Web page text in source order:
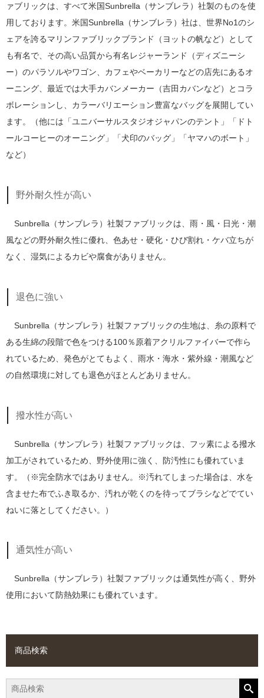
ァブリックは、すべて米国Sunbrella（サンブレラ）社製のものを使
用しております。米国Sunbrella（サンブレラ）社は、世界No1のシ
ェアを誇るマリンファブリックブランド（ヨットの帆など）として
も有名で、その高い品質から有名レジャーランド（ディズニーシ
ー）のパラソルやワゴン、カフェやベーカリーなどの店先にあるオ
ーニング、最近では大手カバンメーカー（吉田カバンなど）とコラ
ボレーションし、カラーバリエーション豊富なバッグを展開してい
ます。（他には「ユニバーサルスタジオジャパンのテント」「ドト
ールコーヒーのオーニング」「犬印のバッグ」「ヤマハのボート」
など）
野外耐久性が高い
Sunbrella（サンブレラ）社製ファブリックは、雨・風・日光・潮
風などの野外耐久性に優れ、色あせ・硬化・ひび割れ・ケバ立ちが
なく、湿気によるカビや腐食がありません。
退色に強い
Sunbrella（サンブレラ）社製ファブリックの生地は、糸の原料で
ある生綿の段階で色をつける100％原着アクリルファイバーで作ら
れているため、発色がとてもよく、雨水・海水・紫外線・潮風など
の自然環境に対しても退色がほとんどありません。
撥水性が高い
Sunbrella（サンブレラ）社製ファブリックは、フッ素による撥水
加工がされているため、野外使用に強く、防汚性にも優れていま
す。（※完全防水ではありません。※汚れてしまった場合は、水を
含ませた布でふき取るか、汚れが乾くのを待ってブラシなどでてい
ねいに落としてください。）
通気性が高い
Sunbrella（サンブレラ）社製ファブリックは通気性が高く、野外
使用において防熱効果にも優れています。
商品検索